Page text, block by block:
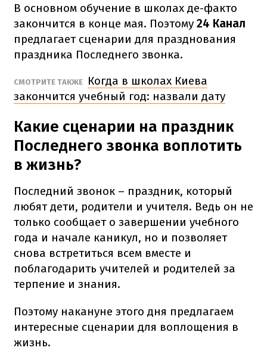
В основном обучение в школах де-факто
закончится в конце мая. Поэтому 24 Канал
предлагает сценарии для празднования
праздника Последнего звонка.
СМОТРИТЕ ТАКЖЕ
Когда в школах Киева
закончится учебный год: назвали дату
Какие сценарии на праздник
Последнего звонка воплотить
в жизнь?
Последний звонок – праздник, который
любят дети, родители и учителя. Ведь он не
только сообщает о завершении учебного
года и начале каникул, но и позволяет
снова встретиться всем вместе и
поблагодарить учителей и родителей за
терпение и знания.
Поэтому накануне этого дня предлагаем
интересные сценарии для воплощения в
жизнь.